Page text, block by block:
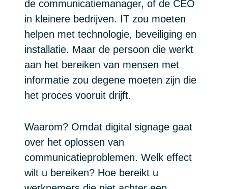
de communicatiemanager, of de CEO
in kleinere bedrijven. IT zou moeten
helpen met technologie, beveiliging en
installatie. Maar de persoon die werkt
aan het bereiken van mensen met
informatie zou degene moeten zijn die
het proces vooruit drijft.
Waarom? Omdat digital signage gaat
over het oplossen van
communicatieproblemen. Welk effect
wilt u bereiken? Hoe bereikt u